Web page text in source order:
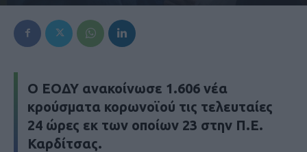
Ο ΕΟΔΥ ανακοίνωσε 1.606 νέα
κρούσματα κορωνοϊού τις τελευταίες
24 ώρες εκ των οποίων 23 στην Π.Ε.
Καρδίτσας.